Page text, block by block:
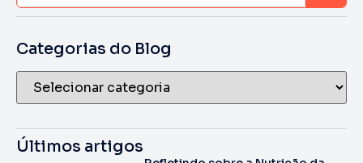
Categorias do Blog
Últimos artigos